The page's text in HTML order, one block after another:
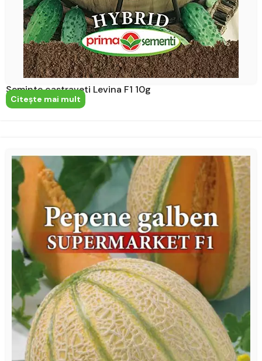
Seminte castraveti Levina F1 10g
Citeşte mai mult